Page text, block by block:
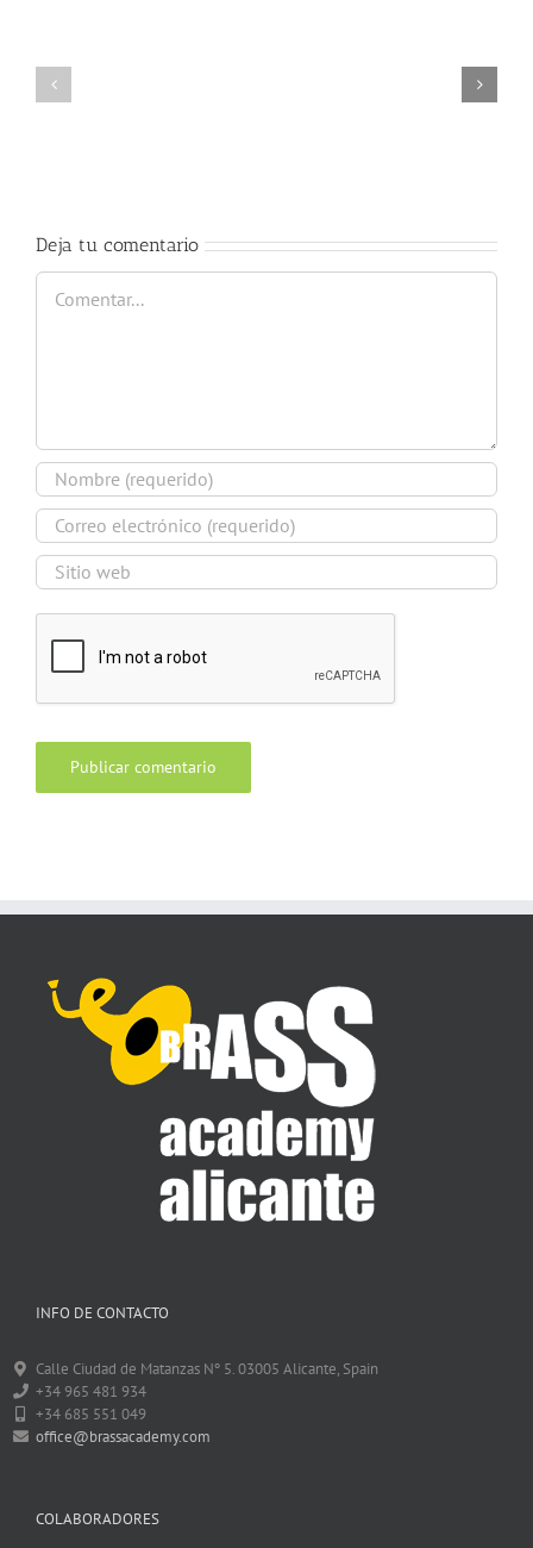
Deja tu comentario
Comentar
INFO DE CONTACTO
Calle Ciudad de Matanzas Nº 5. 03005 Alicante, Spain
+34 965 481 934
+34 685 551 049
office@brassacademy.com
COLABORADORES